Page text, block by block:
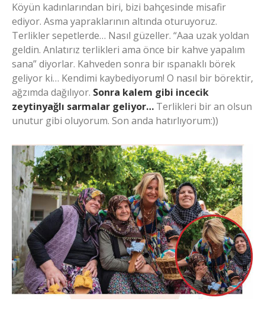
Köyün kadınlarından biri, bizi bahçesinde misafir
ediyor. Asma yapraklarının altında oturuyoruz.
Terlikler sepetlerde… Nasıl güzeller. “Aaa uzak yoldan
geldin. Anlatırız terlikleri ama önce bir kahve yapalım
sana” diyorlar. Kahveden sonra bir ıspanaklı börek
geliyor ki… Kendimi kaybediyorum! O nasıl bir börektir,
ağzımda dağılıyor. Sonra kalem gibi incecik
zeytinyağlı sarmalar geliyor… Terlikleri bir an olsun
unutur gibi oluyorum. Son anda hatırlıyorum:))